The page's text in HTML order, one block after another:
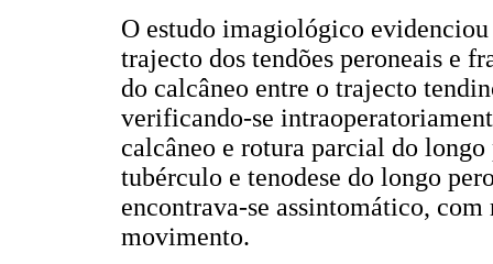
O estudo imagiológico
trajecto dos tendões peroneais e
do calcâneo entre o trajecto
verificando-se
calcâneo e rotura parcial do
tubérculo e tenodese do longo
encontrava-se assintomático,
movimento.